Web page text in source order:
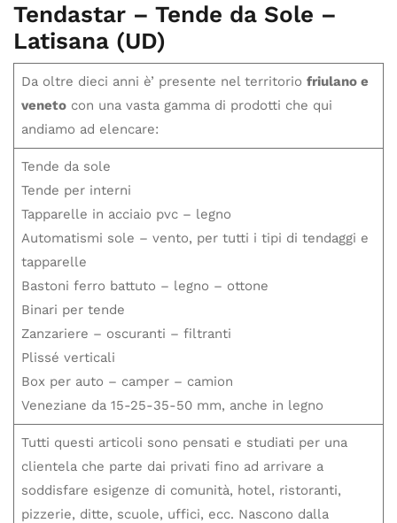
Tendastar – Tende da Sole –
Latisana (UD)
Da oltre dieci anni è’ presente nel territorio friulano e
venetocon una vasta gamma di prodotti che qui
andiamo ad elencare:
Tende da sole
Tende per interni
Tapparelle in acciaio pvc – legno
Automatismi sole – vento, per tutti i tipi di tendaggi e
tapparelle
Bastoni ferro battuto – legno – ottone
Binari per tende
Zanzariere – oscuranti – filtranti
Plissé verticali
Box per auto – camper – camion
Veneziane da 15-25-35-50 mm, anche in legno
Tutti questi articoli sono pensati e studiati per una
clientela che parte dai privati fino ad arrivare a
soddisfare esigenze di comunità, hotel, ristoranti,
pizzerie, ditte, scuole, uffici, ecc. Nascono dalla